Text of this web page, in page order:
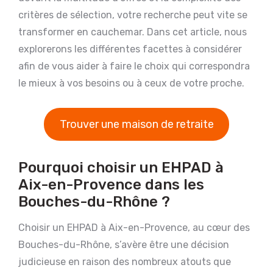
critères de sélection, votre recherche peut vite se
transformer en cauchemar. Dans cet article, nous
explorerons les différentes facettes à considérer
afin de vous aider à faire le choix qui correspondra
le mieux à vos besoins ou à ceux de votre proche.
Trouver une maison de retraite
Pourquoi choisir un EHPAD à
Aix-en-Provence dans les
Bouches-du-Rhône ?
Choisir un EHPAD à Aix-en-Provence, au cœur des
Bouches-du-Rhône, s’avère être une décision
judicieuse en raison des nombreux atouts que